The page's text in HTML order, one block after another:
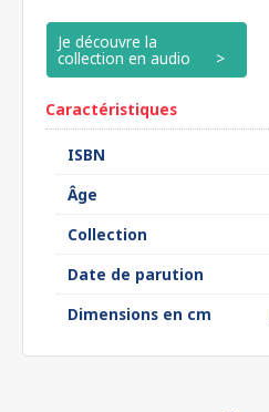
Je découvre la
collection en audio
Caractéristiques
ISBN
Âge
Collection
Date de parution
Dimensions en cm